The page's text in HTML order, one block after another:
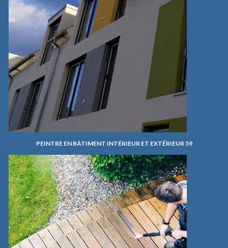
PEINTRE EN BÂTIMENT INTÉRIEUR ET EXTÉRIEUR 59